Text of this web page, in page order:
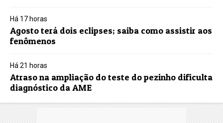
Há 17 horas
Agosto terá dois eclipses; saiba como assistir aos
fenômenos
Há 21 horas
Atraso na ampliação do teste do pezinho dificulta
diagnóstico da AME